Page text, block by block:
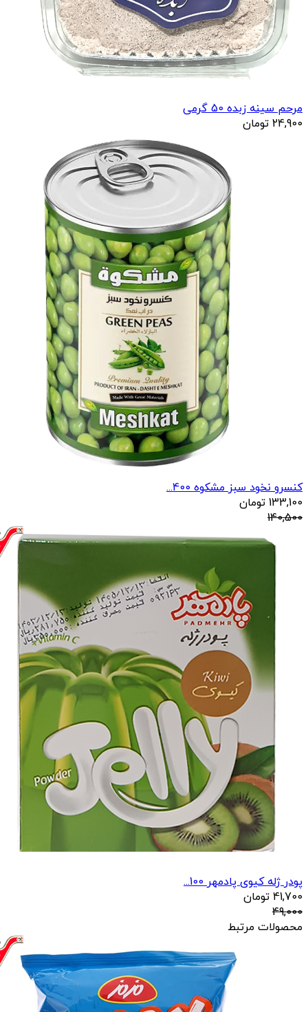
مرحم سینه زبده 50 گرمی
24,900 تومان
کنسرو نخود سبز مشکوه 400...
133,100 تومان
140,500
پودر ژله کیوی پادمهر 100...
41,700 تومان
49,000
محصولات مرتبط